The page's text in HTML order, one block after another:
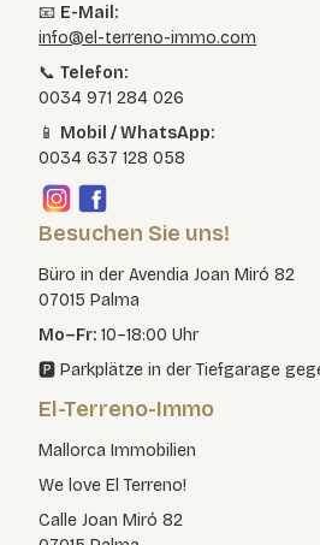
📧 E-Mail:
info@el-terreno-immo.com
📞Telefon:
0034 971 284 026
📱 Mobil / WhatsApp:
0034 637 128 058
Besuchen Sie uns!
Büro in der Avendia Joan Miró 82
07015 Palma
Mo–Fr: 10–18:00 Uhr
🅿️ Parkplätze in der Tiefgarage
El-Terreno-Immo
Mallorca Immobilien
We love El Terreno!
Calle Joan Miró 82